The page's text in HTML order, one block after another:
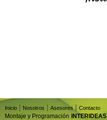
Inicio | Nosotros | Asesores| Contacto
Montaje y Programación INTERIDEAS